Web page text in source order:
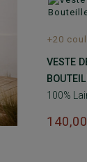
+20
VESTE
100%